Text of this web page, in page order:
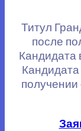
Титул
после